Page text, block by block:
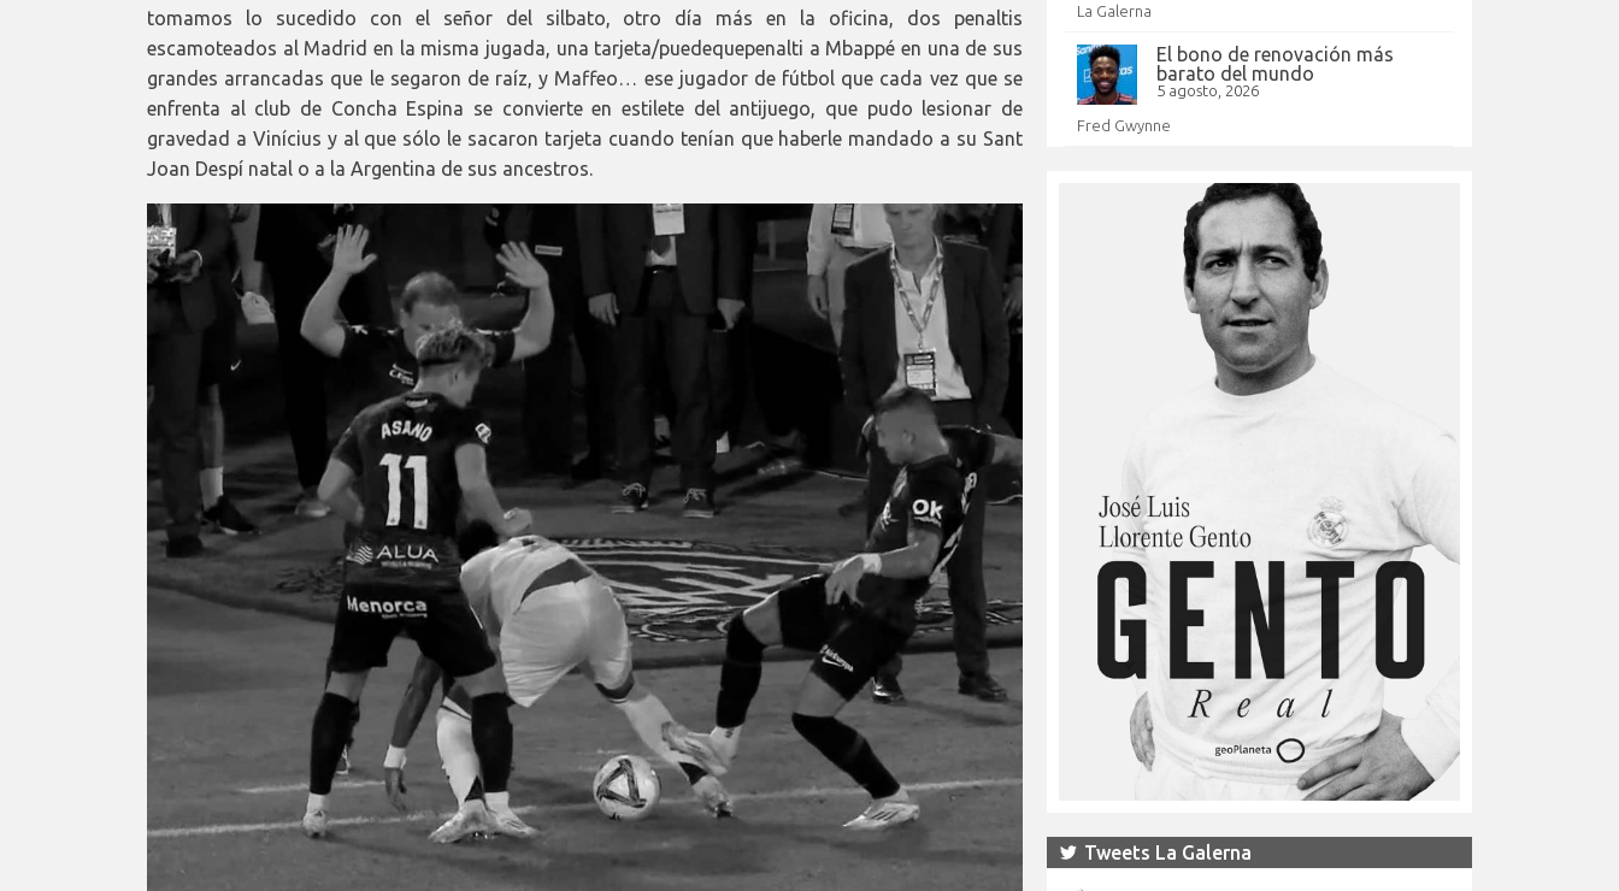
tomamos lo sucedido con el señor del silbato, otro día más en la oficina, dos penaltis
escamoteados al Madrid en la misma jugada, una tarjeta/puedequepenalti a Mbappé en una de sus
grandes arrancadas que le segaron de raíz, y Maffeo… ese jugador de fútbol que cada vez que se
enfrenta al club de Concha Espina se convierte en estilete del antijuego, que pudo lesionar de
gravedad a Vinícius y al que sólo le sacaron tarjeta cuando tenían que haberle mandado a su Sant
Joan Despí natal o a la Argentina de sus ancestros.
La Galerna
El bono de renovación más
barato del mundo
5 agosto, 2026
Fred Gwynne
Tweets La Galerna